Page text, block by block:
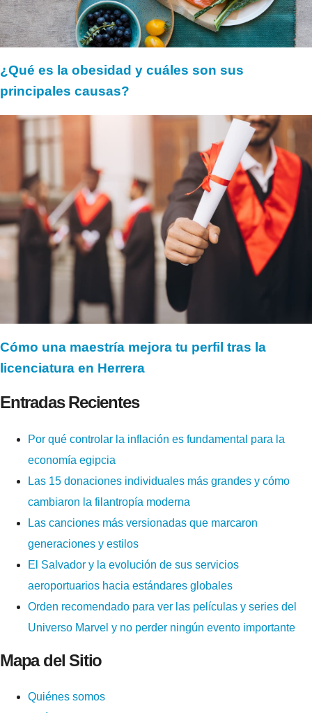
¿Qué es la obesidad y cuáles son sus
principales causas?
Cómo una maestría mejora tu perfil tras la
licenciatura en Herrera
Entradas Recientes
Por qué controlar la inflación es fundamental para la
economía egipcia
Las 15 donaciones individuales más grandes y cómo
cambiaron la filantropía moderna
Las canciones más versionadas que marcaron
generaciones y estilos
El Salvador y la evolución de sus servicios
aeroportuarios hacia estándares globales
Orden recomendado para ver las películas y series del
Universo Marvel y no perder ningún evento importante
Mapa del Sitio
Quiénes somos